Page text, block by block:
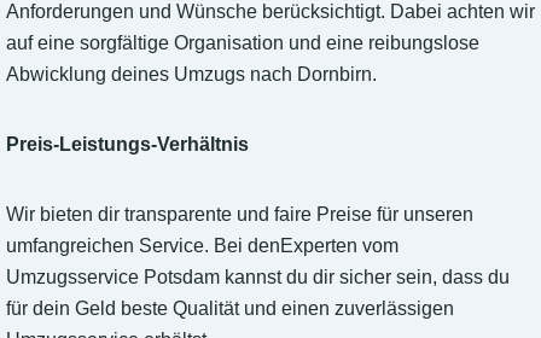
Anforderungen und Wünsche berücksichtigt. Dabei achten wir
auf eine sorgfältige Organisation und eine reibungslose
Abwicklung deines Umzugs nach Dornbirn.
Preis-Leistungs-Verhältnis
Wir bieten dir transparente und faire Preise für unseren
umfangreichen Service. Bei denExperten vom
Umzugsservice Potsdam kannst du dir sicher sein, dass du
für dein Geld beste Qualität und einen zuverlässigen